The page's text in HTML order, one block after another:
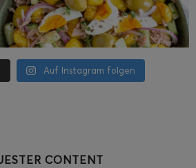
Auf Instagram folgen
CONTENT